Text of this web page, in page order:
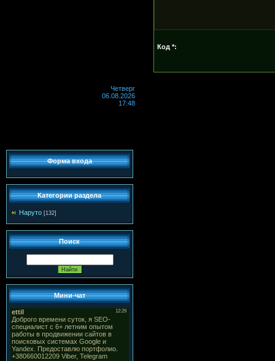
Код *:
Четверг
06.08.2026
17:48
Форма входа
Категории раздела
Наруто [132]
Поиск
Мини-чат